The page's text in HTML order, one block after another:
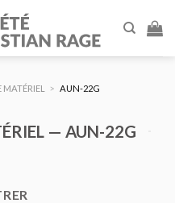
> AUN-22G
— AUN-22G